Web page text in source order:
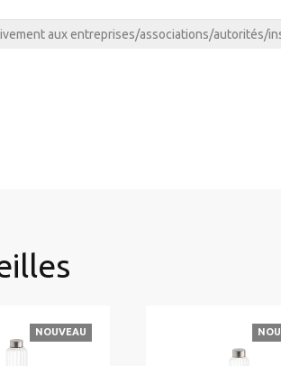
aux entreprises/associations/autorités/
NOUVEAU